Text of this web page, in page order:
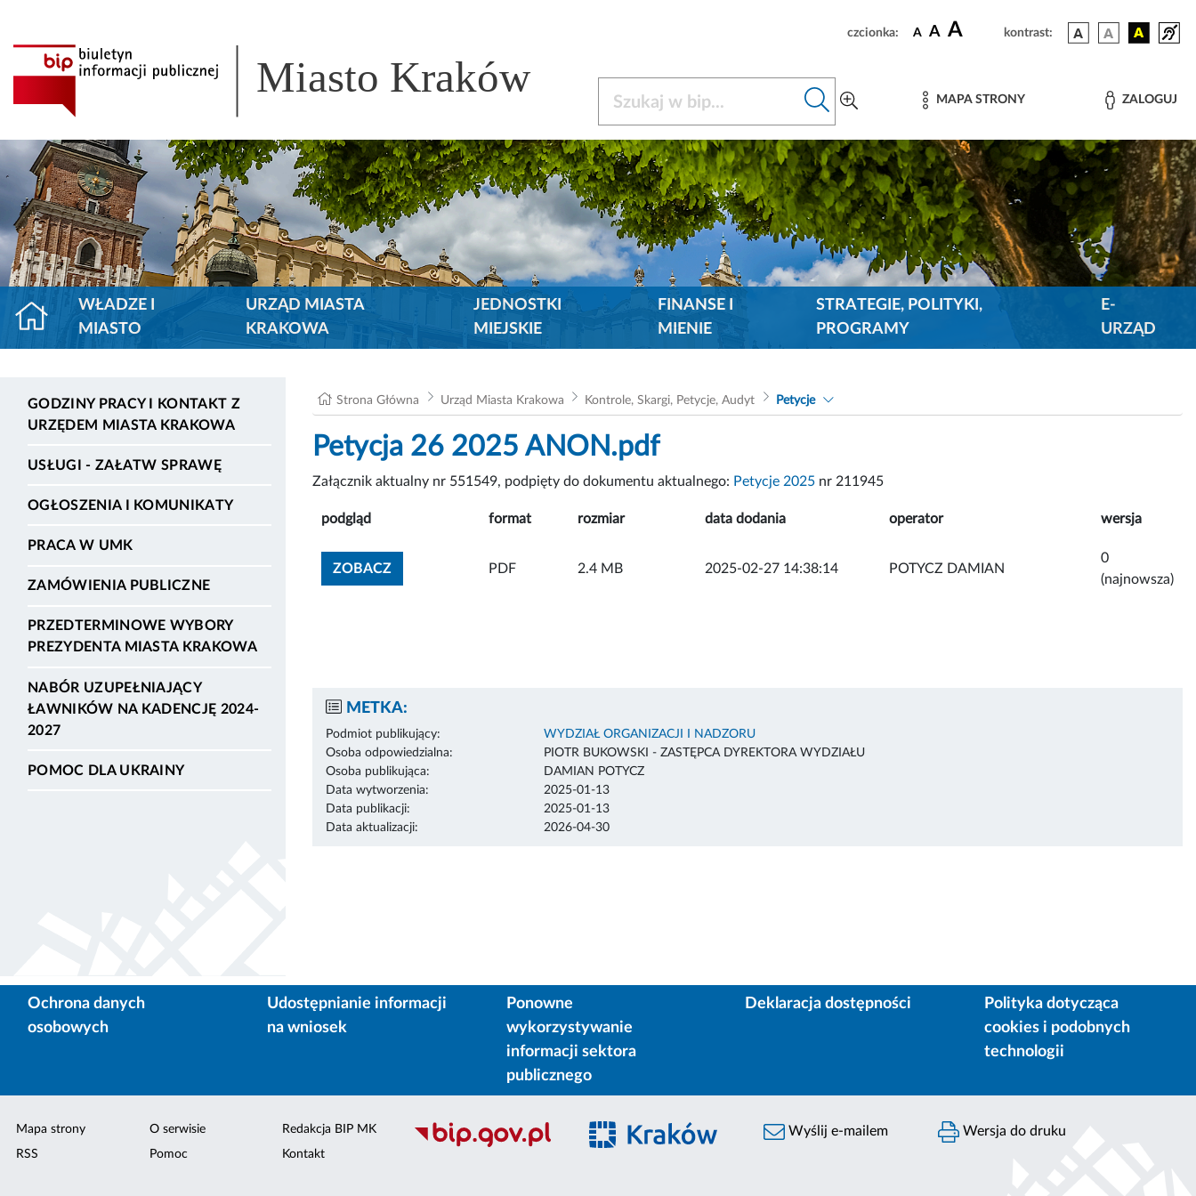
czcionka: A A A kontrast:
Miasto Kraków MAPA STRONY ZALOGUJ
WŁADZE I
MIASTO
URZĄD MIASTA
KRAKOWA
JEDNOSTKI
MIEJSKIE
FINANSE I
MIENIE
STRATEGIE, POLITYKI,
PROGRAMY
E-
URZĄD
GODZINY PRACY I KONTAKT Z
URZĘDEM MIASTA KRAKOWA
USŁUGI - ZAŁATW SPRAWĘ
OGŁOSZENIA I KOMUNIKATY
PRACA W UMK
ZAMÓWIENIA PUBLICZNE
PRZEDTERMINOWE WYBORY
PREZYDENTA MIASTA KRAKOWA
NABÓR UZUPEŁNIAJĄCY
ŁAWNIKÓW NA KADENCJĘ 2024-
2027
POMOC DLA UKRAINY
Strona Główna Urząd Miasta Krakowa Kontrole, Skargi, Petycje, Audyt Petycje
Petycja 26 2025 ANON.pdf
Załącznik aktualny nr 551549, podpięty do dokumentu aktualnego: Petycje 2025 nr 211945
podgląd format rozmiar data dodania operator wersja
ZOBACZZOBACZ ZAŁĄCZNIK
PDF 2.4 MB 2025-02-27 14:38:14 POTYCZ DAMIAN
0
(najnowsza)
METKA:
Podmiot publikujący:
WYDZIAŁ ORGANIZACJI I NADZORU
Osoba odpowiedzialna:
PIOTR BUKOWSKI - ZASTĘPCA DYREKTORA WYDZIAŁU
Osoba publikująca:
DAMIAN POTYCZ
Data wytworzenia:
2025-01-13
Data publikacji:
2025-01-13
Data aktualizacji:
2026-04-30
Ochrona danych
osobowych
Udostępnianie informacji
na wniosek
Ponowne
wykorzystywanie
informacji sektora
publicznego
Deklaracja dostępności
Polityka dotycząca
cookies i podobnych
technologii
Mapa strony
RSS
O serwisie
Pomoc
Redakcja BIP MK
Kontakt
Wyślij e-mailem Wersja do druku